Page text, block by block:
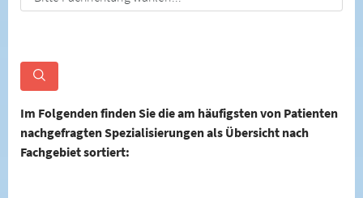
Im Folgenden finden Sie die am häufigsten von Patienten
nachgefragten Spezialisierungen als Übersicht nach
Fachgebiet sortiert: